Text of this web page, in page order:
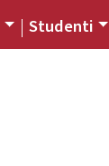
Studenti